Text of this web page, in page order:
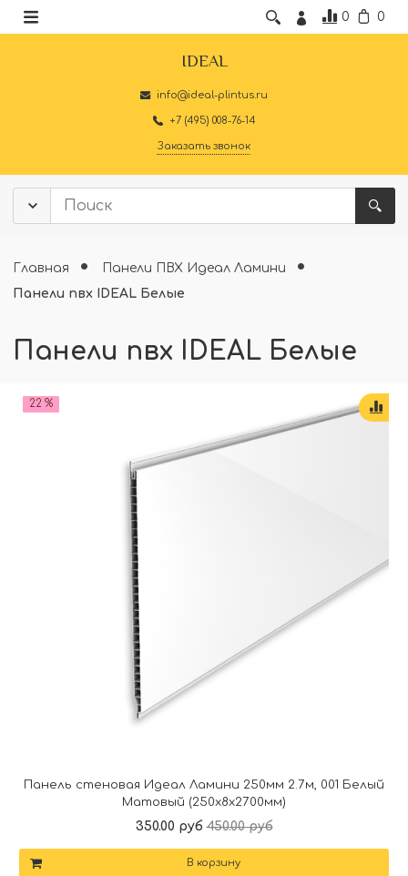
0 0
IDEAL
info@ideal-plintus.ru
+7 (495) 008-76-14
Заказать звонок
Главная
Панели ПВХ Идеал Ламини
Панели пвх IDEAL Белые
Панели пвх IDEAL Белые
22 %
Панель стеновая Идеал Ламини 250мм 2.7м, 001 Белый
Матовый (250x8x2700мм)
350.00 руб 450.00 руб
В корзину